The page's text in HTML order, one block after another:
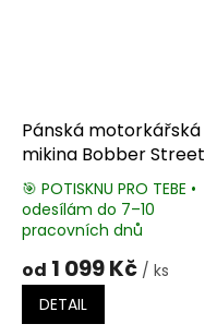
Pánská motorkářská
mikina Bobber Street
Racers
Průměrné
hodnocení
je
5,0
🎯 POTISKNU PRO TEBE •
odesílám do 7–10
pracovních dnů
od 1 099 Kč / ks
DETAIL